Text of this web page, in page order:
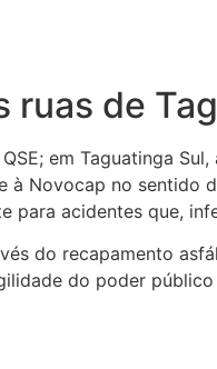
ruas de
em Taguatinga
à Novocap no
para acidentes que,
do recapamento
do poder